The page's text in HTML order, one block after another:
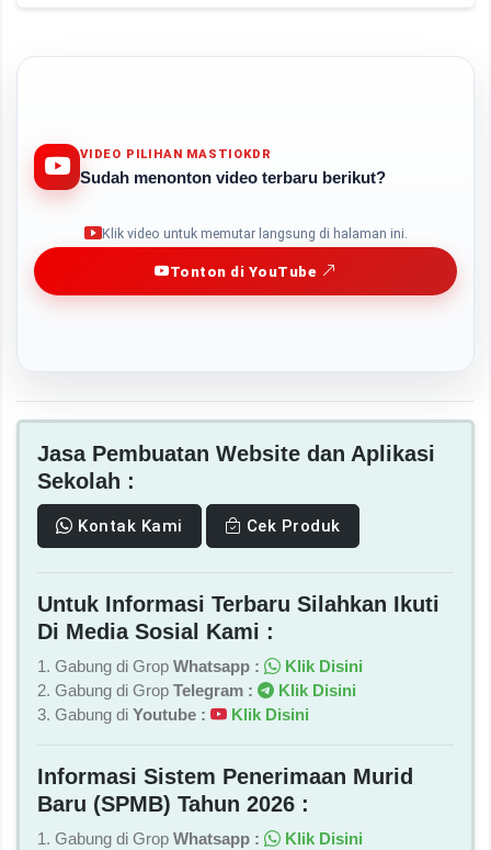
VIDEO PILIHAN MASTIOKDR
Sudah menonton video terbaru berikut?
Klik video untuk memutar langsung di halaman ini.
Tonton di YouTube
Jasa Pembuatan Website dan Aplikasi
Sekolah :
Kontak Kami Cek Produk
Untuk Informasi Terbaru Silahkan Ikuti
Di Media Sosial Kami :
1. Gabung di Grop Whatsapp :
Klik Disini
2. Gabung di Grop Telegram :
Klik Disini
3. Gabung di Youtube : Klik Disini
Informasi Sistem Penerimaan Murid
Baru (SPMB) Tahun 2026 :
1. Gabung di Grop Whatsapp :
Klik Disini